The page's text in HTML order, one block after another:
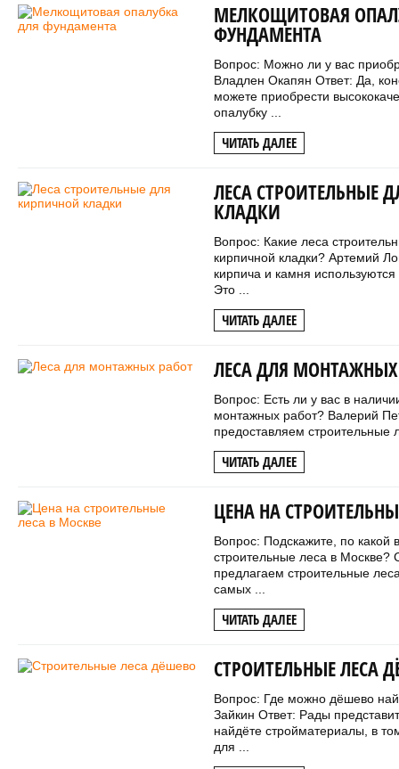
МЕЛКОЩИТОВАЯ
ФУНДАМЕНТА
Вопрос: Можно ли у вас
Владлен Окапян Ответ: Да,
можете приобрести
опалубку ...
ЧИТАТЬ ДАЛЕЕ
ЛЕСА СТРОИТЕЛЬНЫЕ
КЛАДКИ
Вопрос: Какие леса
кирпичной кладки? Артемий
кирпича и камня
Это ...
ЧИТАТЬ ДАЛЕЕ
ЛЕСА ДЛЯ
Вопрос: Есть ли у вас в
монтажных работ? Валерий
предоставляем строительные
ЧИТАТЬ ДАЛЕЕ
ЦЕНА НА
Вопрос: Подскажите, по какой
строительные леса в Москве?
предлагаем строительные
самых ...
ЧИТАТЬ ДАЛЕЕ
СТРОИТЕЛЬНЫЕ ЛЕСА
Вопрос: Где можно дёшево
Зайкин Ответ: Рады
найдёте стройматериалы, в
для ...